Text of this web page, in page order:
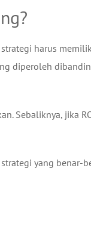
harus
diperoleh
Sebaliknya, jika
yang benar-